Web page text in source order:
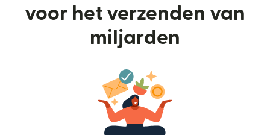
voor het verzenden van
miljarden